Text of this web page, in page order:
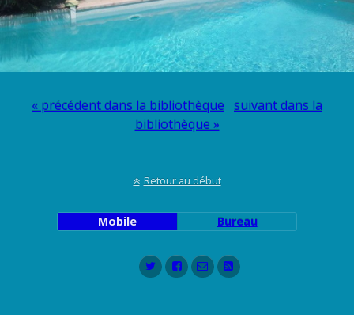
« précédent dans la bibliothèque suivant dans la
bibliothèque »
Retour au début
Mobile Bureau